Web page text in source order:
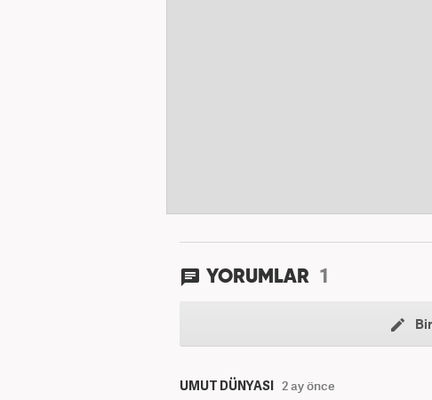
YORUMLAR 1
UMUT DÜNYASI 2 ay önce